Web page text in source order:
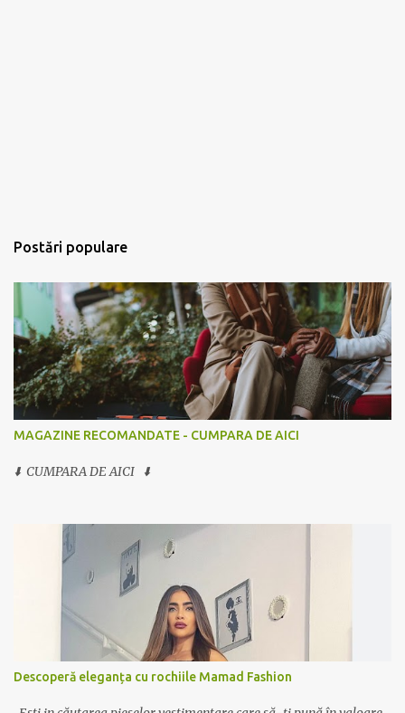
Postări populare
MAGAZINE RECOMANDATE - CUMPARA DE AICI
⬇️ CUMPARA DE AICI ⬇️
Descoperă eleganța cu rochiile Mamad Fashion